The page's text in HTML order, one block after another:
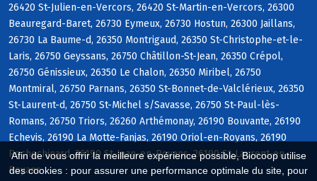
Afin de vous offrir la meilleure expérience possible, Biocoop utilise
des cookies : pour assurer une performance optimale du site, pour
26420 St-Julien-en-Vercors, 26420 St-Martin-en-Vercors, 26300
Beauregard-Baret, 26730 Eymeux, 26730 Hostun, 26300 Jaillans,
26730 La Baume-d, 26350 Montrigaud, 26350 St-Christophe-et-le-
Laris, 26750 Geyssans, 26750 Châtillon-St-Jean, 26350 Crépol,
26750 Génissieux, 26350 Le Chalon, 26350 Miribel, 26750
Montmiral, 26750 Parnans, 26350 St-Bonnet-de-Valclérieux, 26350
St-Laurent-d, 26750 St-Michel s/Savasse, 26750 St-Paul-lès-
Romans, 26750 Triors, 26260 Arthémonay, 26190 Bouvante, 26190
Echevis, 26190 La Motte-Fanjas, 26190 Oriol-en-Royans, 26190
Rochechinard, 26190 St-Jean-en-Royans, 26190 St-Laurent-en-
Royans